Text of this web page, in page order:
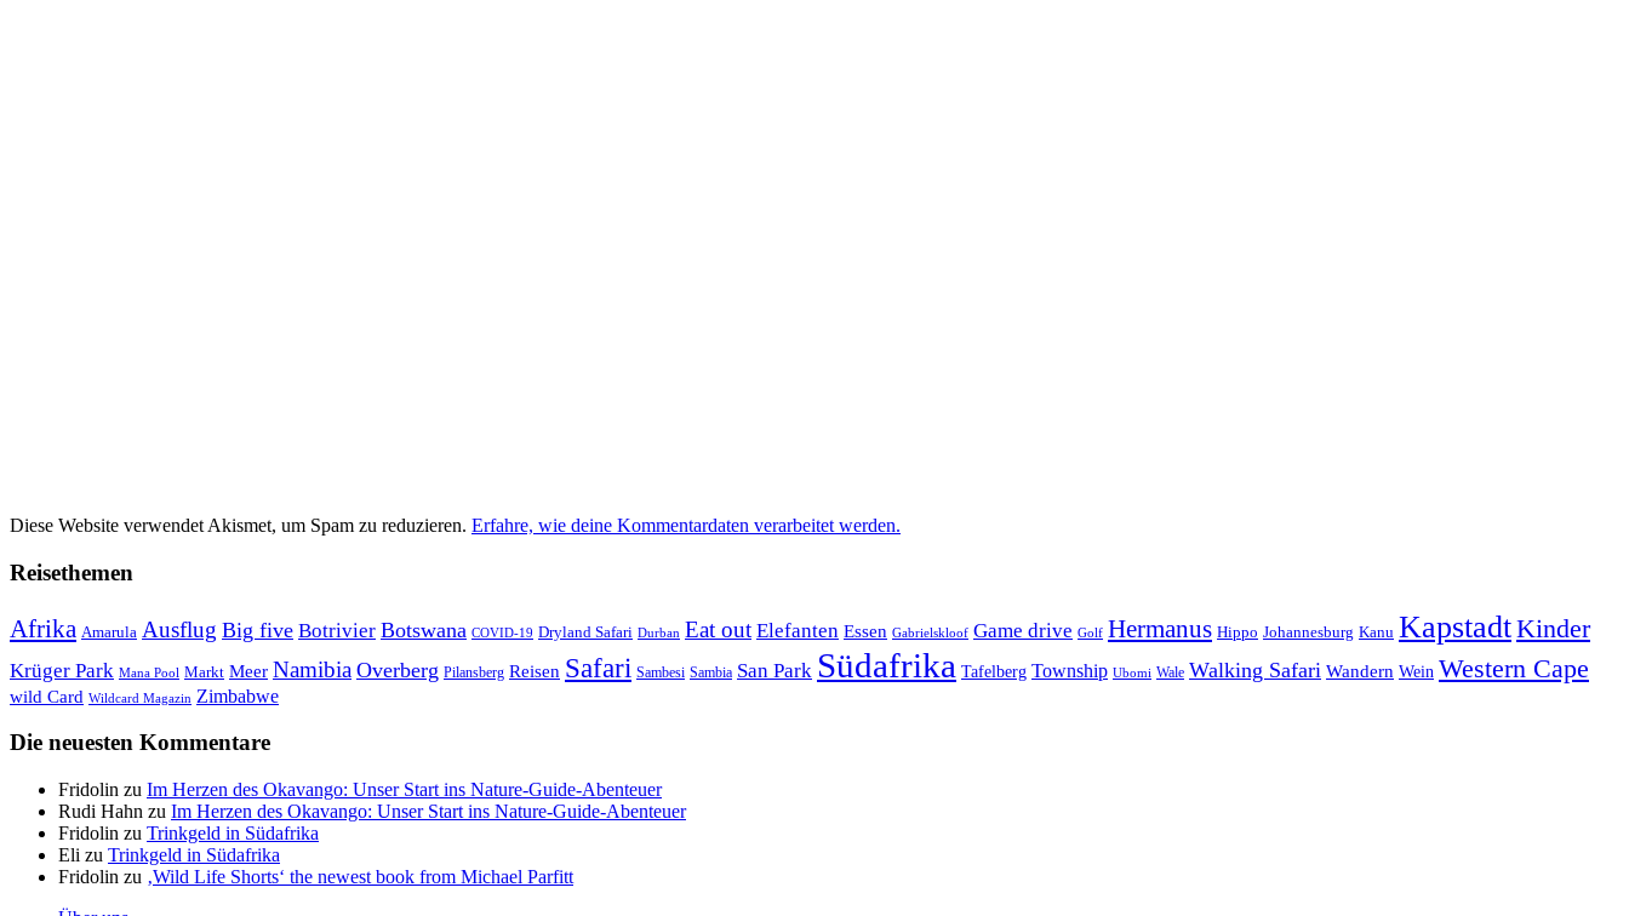
Diese Website verwendet Akismet, um Spam zu reduzieren. Erfahre, wie deine Kommentardaten verarbeitet werden.
Reisethemen
Afrika Amarula Ausflug Big five Botrivier Botswana COVID-19 Dryland Safari Durban Eat out Elefanten Essen Gabrielskloof Game drive Golf Hermanus Hippo Johannesburg Kanu KapstadtKinder
Krüger Park Mana Pool Markt Meer Namibia Overberg Pilansberg Reisen Safari Sambesi Sambia San Park Südafrika Tafelberg Township Ubomi Wale Walking Safari Wandern Wein Western Cape
wild Card Wildcard Magazin Zimbabwe
Die neuesten Kommentare
Fridolin zu Im Herzen des Okavango: Unser Start ins Nature-Guide-Abenteuer
Rudi Hahn zu Im Herzen des Okavango: Unser Start ins Nature-Guide-Abenteuer
Fridolin zu Trinkgeld in Südafrika
Eli zu Trinkgeld in Südafrika
Fridolin zu ‚Wild Life Shorts‘ the newest book from Michael Parfitt